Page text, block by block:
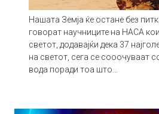
Нашата Земја ќе остане без
говорат научниците на НАСА
светот, додавајќи дека 37
на светот, сега се сооочуваат
вода поради тоа што…